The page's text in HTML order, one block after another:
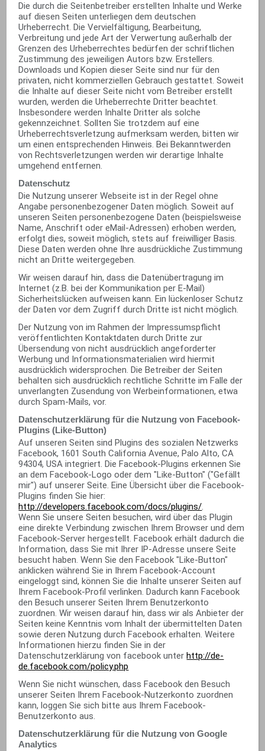
Die durch die Seitenbetreiber erstellten Inhalte und Werke
auf diesen Seiten unterliegen dem deutschen
Urheberrecht. Die Vervielfältigung, Bearbeitung,
Verbreitung und jede Art der Verwertung außerhalb der
Grenzen des Urheberrechtes bedürfen der schriftlichen
Zustimmung des jeweiligen Autors bzw. Erstellers.
Downloads und Kopien dieser Seite sind nur für den
privaten, nicht kommerziellen Gebrauch gestattet. Soweit
die Inhalte auf dieser Seite nicht vom Betreiber erstellt
wurden, werden die Urheberrechte Dritter beachtet.
Insbesondere werden Inhalte Dritter als solche
gekennzeichnet. Sollten Sie trotzdem auf eine
Urheberrechtsverletzung aufmerksam werden, bitten wir
um einen entsprechenden Hinweis. Bei Bekanntwerden
von Rechtsverletzungen werden wir derartige Inhalte
umgehend entfernen.
Datenschutz
Die Nutzung unserer Webseite ist in der Regel ohne
Angabe personenbezogener Daten möglich. Soweit auf
unseren Seiten personenbezogene Daten (beispielsweise
Name, Anschrift oder eMail-Adressen) erhoben werden,
erfolgt dies, soweit möglich, stets auf freiwilliger Basis.
Diese Daten werden ohne Ihre ausdrückliche Zustimmung
nicht an Dritte weitergegeben.
Wir weisen darauf hin, dass die Datenübertragung im
Internet (z.B. bei der Kommunikation per E-Mail)
Sicherheitslücken aufweisen kann. Ein lückenloser Schutz
der Daten vor dem Zugriff durch Dritte ist nicht möglich.
Der Nutzung von im Rahmen der Impressumspflicht
veröffentlichten Kontaktdaten durch Dritte zur
Übersendung von nicht ausdrücklich angeforderter
Werbung und Informationsmaterialien wird hiermit
ausdrücklich widersprochen. Die Betreiber der Seiten
behalten sich ausdrücklich rechtliche Schritte im Falle der
unverlangten Zusendung von Werbeinformationen, etwa
durch Spam-Mails, vor.
Datenschutzerklärung für die Nutzung von Facebook-
Plugins (Like-Button)
Auf unseren Seiten sind Plugins des sozialen Netzwerks
Facebook, 1601 South California Avenue, Palo Alto, CA
94304, USA integriert. Die Facebook-Plugins erkennen Sie
an dem Facebook-Logo oder dem "Like-Button" ("Gefällt
mir") auf unserer Seite. Eine Übersicht über die Facebook-
Plugins finden Sie hier:
http://developers.facebook.com/docs/plugins/.
Wenn Sie unsere Seiten besuchen, wird über das Plugin
eine direkte Verbindung zwischen Ihrem Browser und dem
Facebook-Server hergestellt. Facebook erhält dadurch die
Information, dass Sie mit Ihrer IP-Adresse unsere Seite
besucht haben. Wenn Sie den Facebook "Like-Button"
anklicken während Sie in Ihrem Facebook-Account
eingeloggt sind, können Sie die Inhalte unserer Seiten auf
Ihrem Facebook-Profil verlinken. Dadurch kann Facebook
den Besuch unserer Seiten Ihrem Benutzerkonto
zuordnen. Wir weisen darauf hin, dass wir als Anbieter der
Seiten keine Kenntnis vom Inhalt der übermittelten Daten
sowie deren Nutzung durch Facebook erhalten. Weitere
Informationen hierzu finden Sie in der
Datenschutzerklärung von facebook unterhttp://de-
de.facebook.com/policy.php
Wenn Sie nicht wünschen, dass Facebook den Besuch
unserer Seiten Ihrem Facebook-Nutzerkonto zuordnen
kann, loggen Sie sich bitte aus Ihrem Facebook-
Benutzerkonto aus.
Datenschutzerklärung für die Nutzung von Google
Analytics